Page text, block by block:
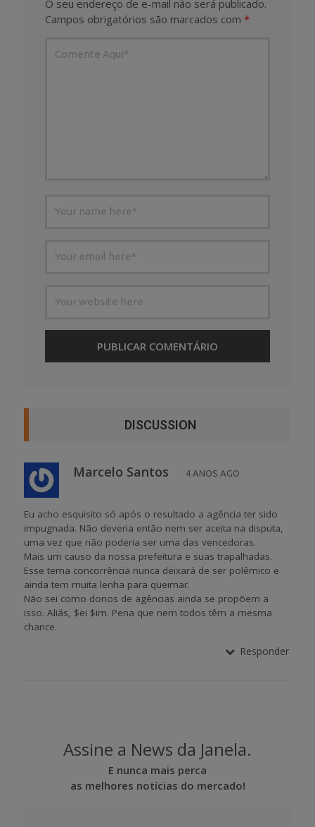
O seu endereço de e-mail não será publicado.
Campos obrigatórios são marcados com *
DISCUSSION
Marcelo Santos 4 ANOS AGO
Eu acho esquisito só após o resultado a agência ter sido
impugnada. Não deveria então nem ser aceita na disputa,
uma vez que não poderia ser uma das vencedoras.
Mais um causo da nossa prefeitura e suas trapalhadas.
Esse tema concorrência nunca deixará de ser polêmico e
ainda tem muita lenha para queimar.
Não sei como donos de agências ainda se propõem a
isso. Aliás, $ei $im. Pena que nem todos têm a mesma
chance.
Responder
Assine a News da Janela.
E nunca mais perca
as melhores notícias do mercado!